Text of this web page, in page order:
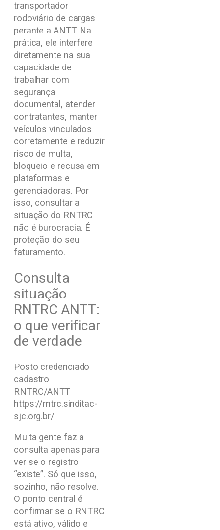
transportador
rodoviário de cargas
perante a ANTT. Na
prática, ele interfere
diretamente na sua
capacidade de
trabalhar com
segurança
documental, atender
contratantes, manter
veículos vinculados
corretamente e reduzir
risco de multa,
bloqueio e recusa em
plataformas e
gerenciadoras. Por
isso, consultar a
situação do RNTRC
não é burocracia. É
proteção do seu
faturamento.
Consulta
situação
RNTRC ANTT:
o que verificar
de verdade
Posto credenciado
cadastro
RNTRC/ANTT
https://rntrc.sinditac-
sjc.org.br/
Muita gente faz a
consulta apenas para
ver se o registro
“existe”. Só que isso,
sozinho, não resolve.
O ponto central é
confirmar se o RNTRC
está ativo, válido e